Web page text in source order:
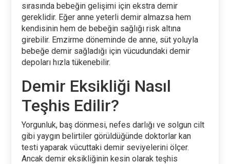
sırasında bebeğin gelişimi için ekstra demir
gereklidir. Eğer anne yeterli demir almazsa hem
kendisinin hem de bebeğin sağlığı risk altına
girebilir. Emzirme döneminde de anne, süt yoluyla
bebeğe demir sağladığı için vücudundaki demir
depoları hızla tükenebilir.
Demir Eksikliği Nasıl
Teşhis Edilir?
Yorgunluk, baş dönmesi, nefes darlığı ve solgun cilt
gibi yaygın belirtiler görüldüğünde doktorlar kan
testi yaparak vücuttaki demir seviyelerini ölçer.
Ancak demir eksikliğinin kesin olarak teşhis